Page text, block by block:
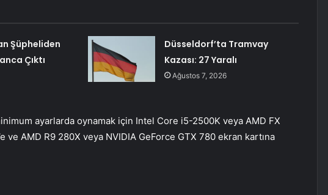
Şüpheliden
Çıktı
Düsseldorf’ta Tramvay
Kazası: 27 Yaralı
Ağustos 7, 2026
ayarlarda oynamak için Intel Core i5-2500K veya AMD FX
ve AMD R9 280X veya NVIDIA GeForce GTX 780 ekran kartına